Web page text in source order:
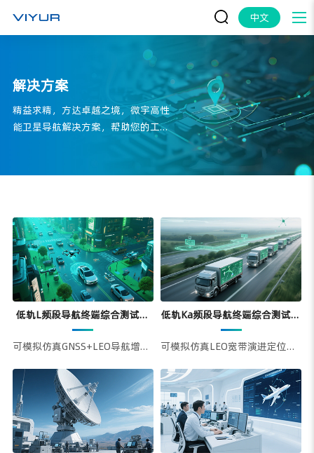
中文
解决方案
精益求精，方达卓越之境，微宇高性
能卫星导航解决方案，帮助您的工程
低轨L频段导航终端综合测试系
统
可模拟仿真GNSS+LEO导航增强
和应用模组GNSS信号定位、快
速精密定位、安全定位授时和导
航增强服务性能测试
低轨Ka频段导航终端综合测试系
统
可模拟仿真LEO宽带演进定位授
端及应用模组的抗干扰定位授时
性能测试